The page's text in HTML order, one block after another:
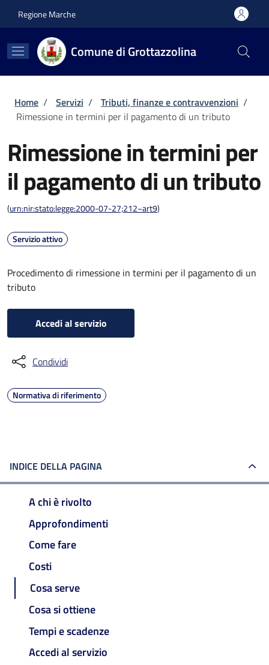
Regione Marche
Comune di Grottazzolina
Briciole di pane
Home / Servizi / Tributi, finanze e contravvenzioni /
Rimessione in termini per il pagamento di un tributo
Rimessione in termini per
il pagamento di un tributo
(urn:nir:stato:legge:2000-07-27;212~art9)
Servizio attivo
Procedimento di rimessione in termini per il pagamento di un
tributo
Accedi al servizio
Condividi
Normativa di riferimento
INDICE DELLA PAGINA
A chi è rivolto
Approfondimenti
Come fare
Costi
Cosa serve
Cosa si ottiene
Tempi e scadenze
Accedi al servizio